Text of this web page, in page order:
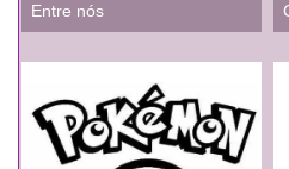
Entre nós